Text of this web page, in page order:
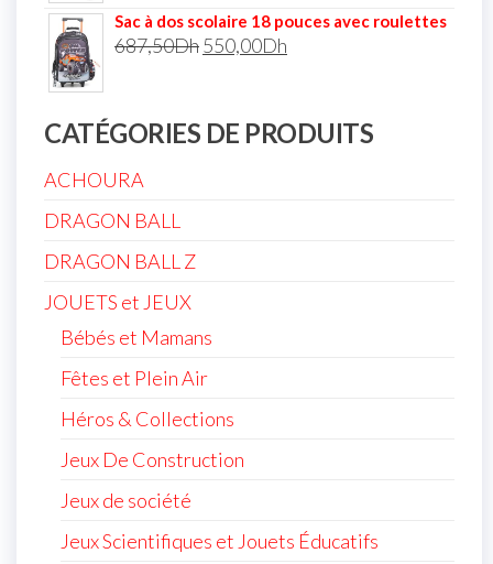
Sac à dos scolaire 18 pouces avec roulettes
687,50Dh550,00Dh
CATÉGORIES DE PRODUITS
ACHOURA
DRAGON BALL
DRAGON BALL Z
JOUETS et JEUX
Bébés et Mamans
Fêtes et Plein Air
Héros & Collections
Jeux De Construction
Jeux de société
Jeux Scientifiques et Jouets Éducatifs